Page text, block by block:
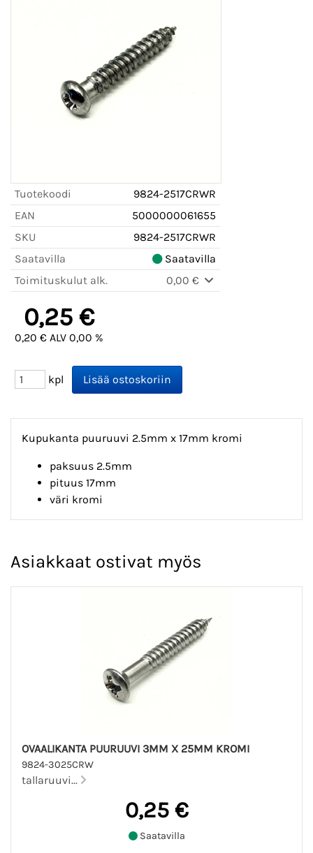
Tuotekoodi
9824-2517CRWR
EAN
5000000061655
SKU
9824-2517CRWR
Saatavilla
Saatavilla
Toimituskulut alk.
0,00 €
0,25 €
0,20 € ALV 0,00 %
kpl
Kupukanta puuruuvi 2.5mm x 17mm kromi
paksuus 2.5mm
pituus 17mm
väri kromi
Asiakkaat ostivat myös
OVAALIKANTA PUURUUVI 3MM X 25MM KROMI
9824-3025CRW
tallaruuvi...
0,25 €
Saatavilla